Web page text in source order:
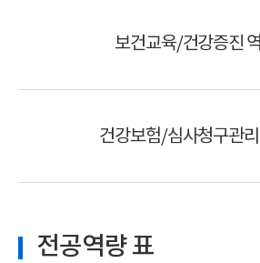
보건교육/건강증진
건강보험/심사청구관
전공역량 표